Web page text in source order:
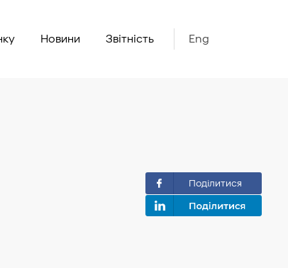
Новини Звітність Eng
Поділитися